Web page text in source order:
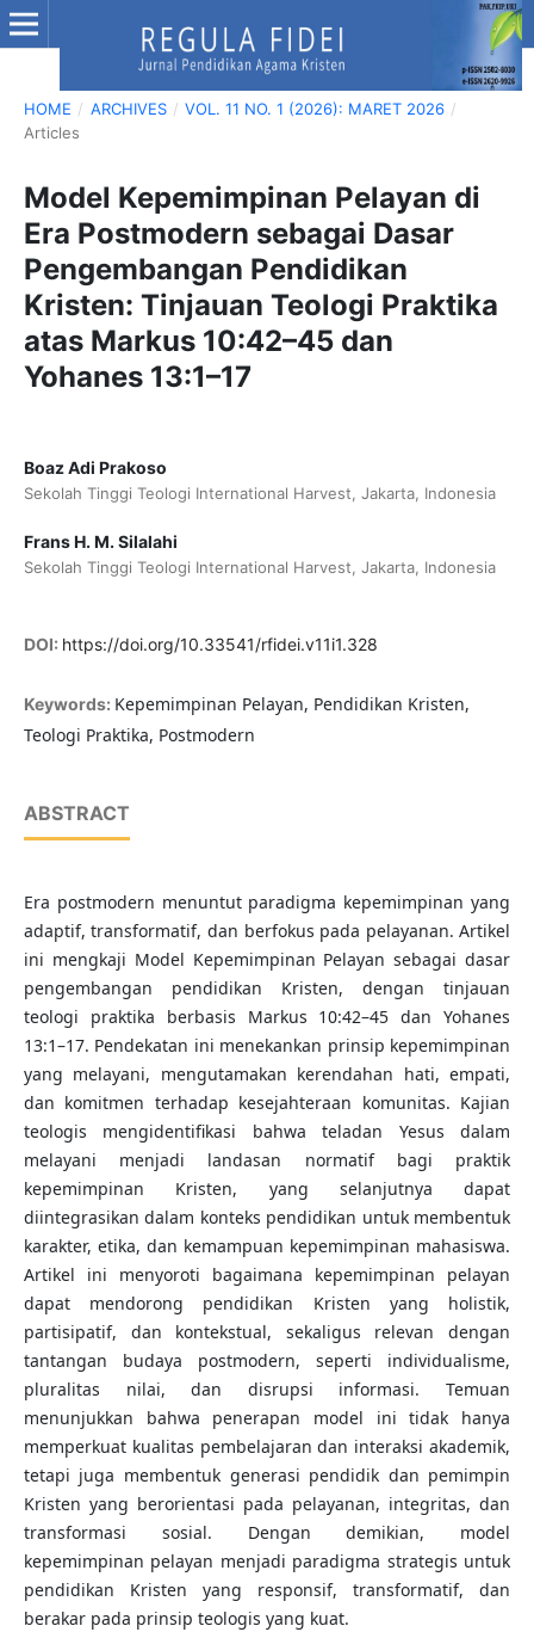
HOME / ARCHIVES / VOL. 11 NO. 1 (2026): MARET 2026 /
Articles
Model Kepemimpinan Pelayan di
Era Postmodern sebagai Dasar
Pengembangan Pendidikan
Kristen: Tinjauan Teologi Praktika
atas Markus 10:42–45 dan
Yohanes 13:1–17
Boaz Adi Prakoso
Sekolah Tinggi Teologi International Harvest, Jakarta, Indonesia
Frans H. M. Silalahi
Sekolah Tinggi Teologi International Harvest, Jakarta, Indonesia
DOI: https://doi.org/10.33541/rfidei.v11i1.328
Keywords: Kepemimpinan Pelayan, Pendidikan Kristen,
Teologi Praktika, Postmodern
ABSTRACT
Era postmodern menuntut paradigma kepemimpinan yang
adaptif, transformatif, dan berfokus pada pelayanan. Artikel
ini mengkaji Model Kepemimpinan Pelayan sebagai dasar
pengembangan pendidikan Kristen, dengan tinjauan
teologi praktika berbasis Markus 10:42–45 dan Yohanes
13:1–17. Pendekatan ini menekankan prinsip kepemimpinan
yang melayani, mengutamakan kerendahan hati, empati,
dan komitmen terhadap kesejahteraan komunitas. Kajian
teologis mengidentifikasi bahwa teladan Yesus dalam
melayani menjadi landasan normatif bagi praktik
kepemimpinan Kristen, yang selanjutnya dapat
diintegrasikan dalam konteks pendidikan untuk membentuk
karakter, etika, dan kemampuan kepemimpinan mahasiswa.
Artikel ini menyoroti bagaimana kepemimpinan pelayan
dapat mendorong pendidikan Kristen yang holistik,
partisipatif, dan kontekstual, sekaligus relevan dengan
tantangan budaya postmodern, seperti individualisme,
pluralitas nilai, dan disrupsi informasi. Temuan
menunjukkan bahwa penerapan model ini tidak hanya
memperkuat kualitas pembelajaran dan interaksi akademik,
tetapi juga membentuk generasi pendidik dan pemimpin
Kristen yang berorientasi pada pelayanan, integritas, dan
transformasi sosial. Dengan demikian, model
kepemimpinan pelayan menjadi paradigma strategis untuk
pendidikan Kristen yang responsif, transformatif, dan
berakar pada prinsip teologis yang kuat.